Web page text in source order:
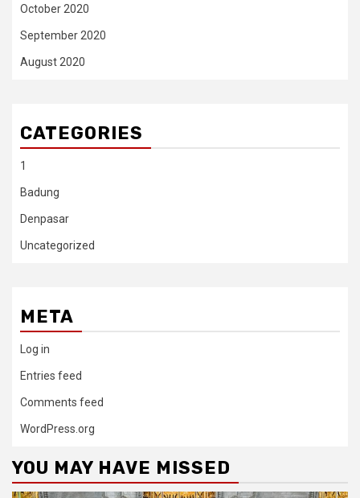
October 2020
September 2020
August 2020
CATEGORIES
1
Badung
Denpasar
Uncategorized
META
Log in
Entries feed
Comments feed
WordPress.org
YOU MAY HAVE MISSED